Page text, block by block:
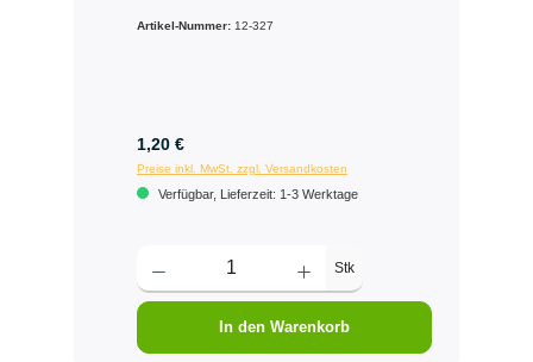
Artikel-Nummer: 12-327
1,20 €
Preise inkl. MwSt. zzgl. Versandkosten
Verfügbar, Lieferzeit: 1-3 Werktage
Stk
In den Warenkorb